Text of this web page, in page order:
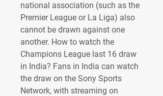
national association (such as the
Premier League or La Liga) also
cannot be drawn against one
another. How to watch the
Champions League last 16 draw
in India? Fans in India can watch
the draw on the Sony Sports
Network, with streaming on